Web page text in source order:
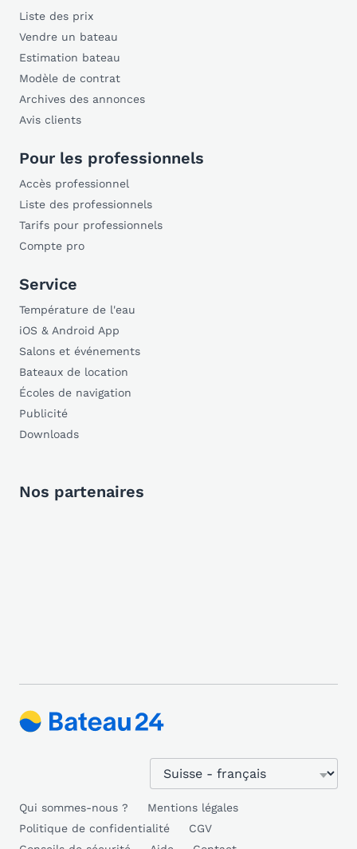
Liste des prix
Vendre un bateau
Estimation bateau
Modèle de contrat
Archives des annonces
Avis clients
Pour les professionnels
Accès professionnel
Liste des professionnels
Tarifs pour professionnels
Compte pro
Service
Température de l'eau
iOS & Android App
Salons et événements
Bateaux de location
Écoles de navigation
Publicité
Downloads
Nos partenaires
Qui sommes-nous ?
Mentions légales
Politique de confidentialité
CGV